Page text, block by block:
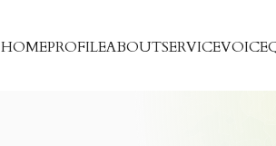
HOMEPROFILEABOUTSERVICEVOICE